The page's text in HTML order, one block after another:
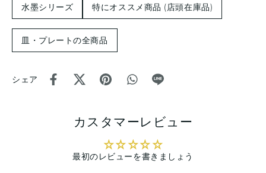
水墨シリーズ 特にオススメ商品 (店頭在庫品)
皿・プレートの全商品
シェア
カスタマーレビュー
最初のレビューを書きましょう